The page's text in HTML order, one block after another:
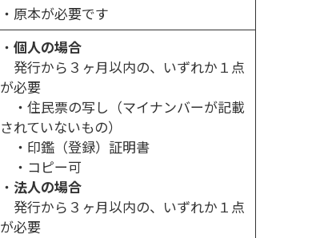
・原本が必要です
・ 個人の場合
発行から３ヶ月以内の、いずれか１点
が必要
・住民票の写し（マイナンバーが記載
されていないもの）
・印鑑（登録）証明書
・コピー可
・ 法人の場合
発行から３ヶ月以内の、いずれか１点
が必要